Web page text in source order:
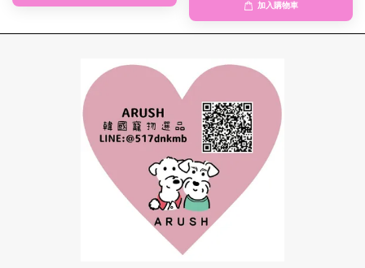
加入購物車